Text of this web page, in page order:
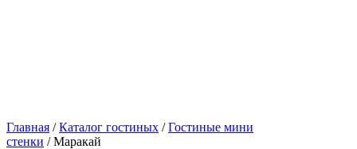
Главная /Каталог гостиных /Гостиные мини
стенки / Маракай